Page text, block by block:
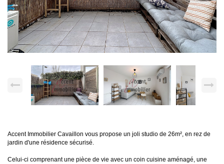
Accent Immobilier Cavaillon vous propose un joli studio de 26m², en rez de
jardin d'une résidence sécurisé.
Celui-ci comprenant une pièce de vie avec un coin cuisine aménagé, une